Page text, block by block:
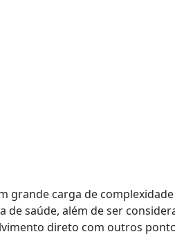
grande carga de
saúde, além de ser
direto com outros